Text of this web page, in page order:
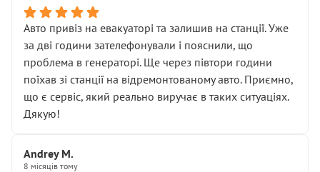
• що біля авто стояти вже не можна
• почали озвучувати купу додаткових робіт без
чіткого пояснення
( ну все зняли та доробили) дякую!
Окремий момент, який виглядає абсурдно:
мені заявили, що бачок гальмівної рідини потрібно
міняти разом із головним гальмівним циліндром у
Для людини, яка хоча б трохи розуміється на техніці,
це звучить як мінімум непрофесійно, а як максимум —
Авто привіз на евакуаторі та залишив на станції. Уже
за дві години зателефонували і пояснили, що
проблема в генераторі. Ще через півтори години
поїхав зі станції на відремонтованому авто. Приємно,
що є сервіс, який реально виручає в таких ситуаціях.
Дякую!
Andrey M.
8 місяців тому